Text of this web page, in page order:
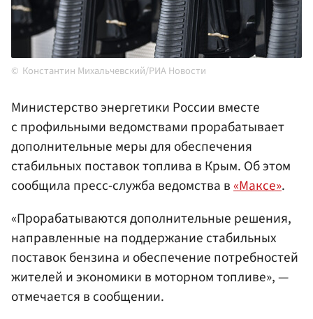
Константин Михальчевский/РИА Новости
Министерство энергетики России вместе
с профильными ведомствами прорабатывает
дополнительные меры для обеспечения
стабильных поставок топлива в Крым. Об этом
сообщила пресс-служба ведомства в«Максе».
«Прорабатываются дополнительные решения,
направленные на поддержание стабильных
поставок бензина и обеспечение потребностей
жителей и экономики в моторном топливе», —
отмечается в сообщении.